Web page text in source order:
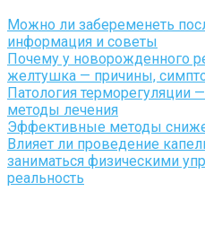
Можно ли забеременеть
информация и советы
Почему у новорожденного
желтушка — причины,
Патология
методы лечения
Эффективные методы
Влияет ли проведение
заниматься физическими
реальность